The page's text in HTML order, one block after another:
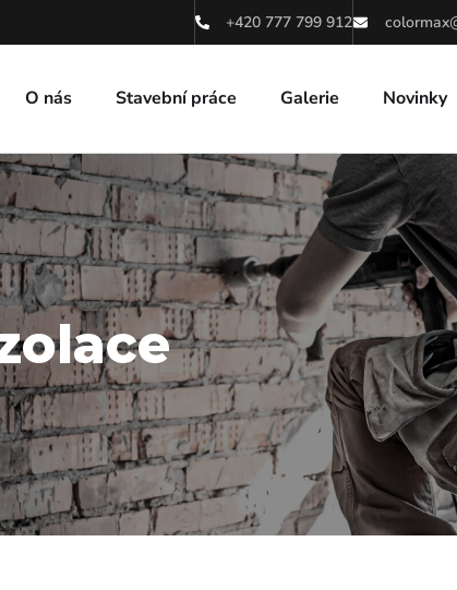
+420 777 799 912
O nás Stavební práce Galerie Novinky